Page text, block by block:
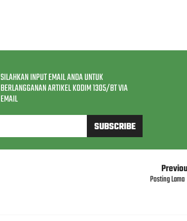
SILAHKAN INPUT EMAIL ANDA UNTUK
BERLANGGANAN ARTIKEL KODIM 1305/BT VIA
EMAIL
Posting Lama